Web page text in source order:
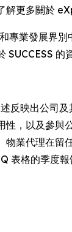
解更多關
專業發展界
的
映出公司
，以及參
業代理在
格的季度